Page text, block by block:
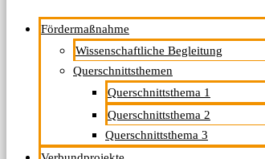
Fördermaßnahme
Wissenschaftliche Begleitung
Querschnittsthemen
Querschnittsthema 1
Querschnittsthema 2
Querschnittsthema 3